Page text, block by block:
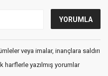
veya imalar, inançlara saldırı
harflerle yazılmış yorumlar